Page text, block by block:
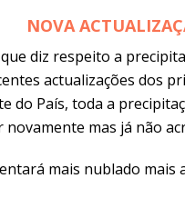
NOVA
diz respeito a
actualizações dos
do País, toda a
novamente mas já não
mais nublado mais